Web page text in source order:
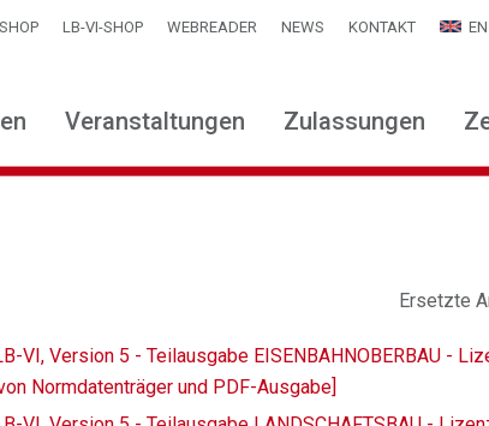
LB-VI-SHOP WEBREADER NEWS KONTAKT EN
Veranstaltungen Zulassungen
Ersetzte
VI, Version 5 - Teilausgabe EISENBAHNOBERBAU -
Normdatenträger und PDF-Ausgabe]